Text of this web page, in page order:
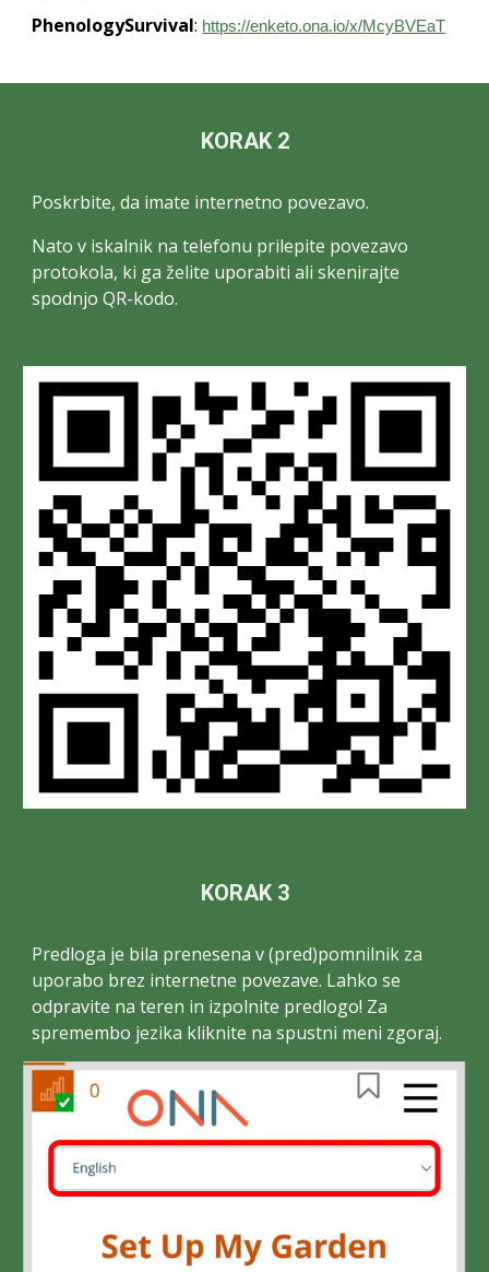
PhenologySurvival: https://enketo.ona.io/x/McyBVEaT
KORAK 2
Poskrbite, da imate internetno povezavo.
Nato v iskalnik na telefonu prilepite povezavo
protokola, ki ga želite uporabiti ali skenirajte
spodnjoQR-kodo.
KORAK 3
Predloga je bila prenesena v (pred)pomnilnik za
uporabo brez internetne povezave. Lahko se
odpravite na teren in izpolnite predlogo! Za
spremembo jezika kliknite na spustni meni zgoraj.